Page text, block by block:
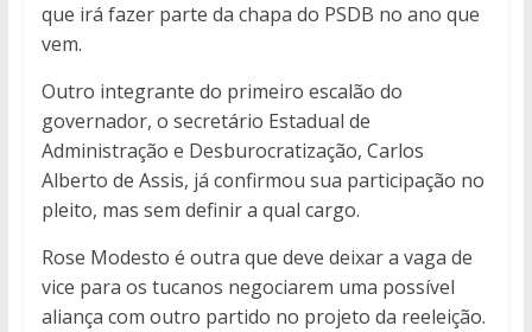
que irá fazer parte da chapa do PSDB no ano que
vem.
Outro integrante do primeiro escalão do
governador, o secretário Estadual de
Administração e Desburocratização, Carlos
Alberto de Assis, já confirmou sua participação no
pleito, mas sem definir a qual cargo.
Rose Modesto é outra que deve deixar a vaga de
vice para os tucanos negociarem uma possível
aliança com outro partido no projeto da reeleição.